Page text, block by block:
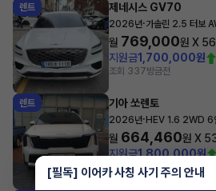
렌트 제네시스 GV70
2026년·가솔린 2.5 터보
월 769,000원 X 56
지원금1,700,000원
조회 337방금전
렌트 기아 쏘렌토
2026년· HEV 1.6 2WD 6
월 664,460원 X
지원금1,800,000원
조회 258 방금전
[필독] 이어카 사칭 사기 주의 안내